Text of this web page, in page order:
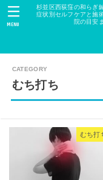
杉並区西荻窪の和らぎ
症状別セルフケアと施
院の目安
MENU
むち打ち
むち打